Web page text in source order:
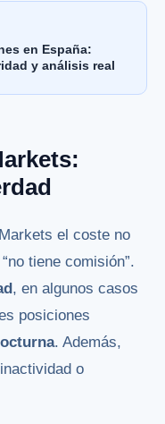
en España:
y análisis real
el coste no
tiene comisión”.
, en algunos casos
posiciones
. Además,
o